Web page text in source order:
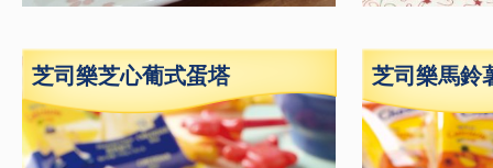
芝司樂芝心葡式蛋塔 芝司樂馬鈴